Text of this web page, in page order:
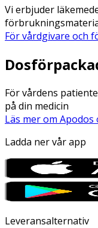
Vi erbjuder
För vårdgivare och
För vårdens
på din medicin
Läs mer om Apodos
Ladda ner vår app
Leveransalternativ